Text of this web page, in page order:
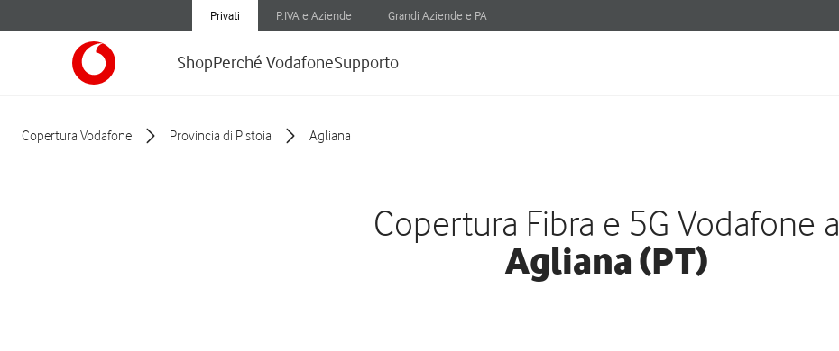
Privati P.IVA e Aziende Grandi Aziende e PA
ShopPerché VodafoneSupporto
Copertura Vodafone Provincia di Pistoia Agliana
Copertura Fibra e 5G Vodafone a
Agliana (PT)